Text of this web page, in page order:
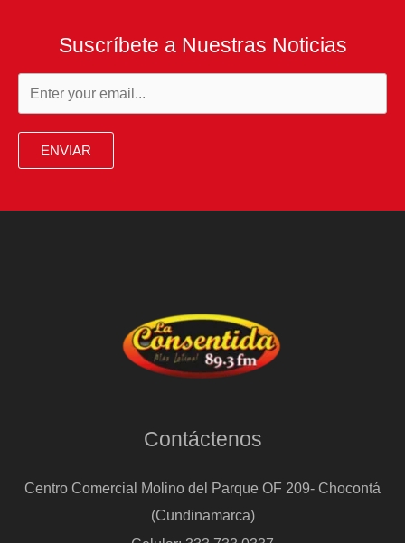
Suscríbete a Nuestras Noticias
ENVIAR
Contáctenos
Centro Comercial Molino del Parque OF 209- Chocontá
(Cundinamarca)